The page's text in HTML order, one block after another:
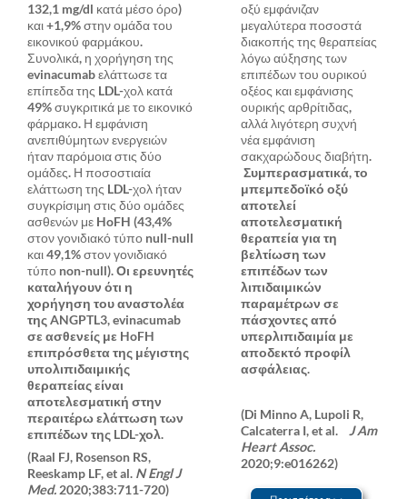
132,1 mg/dl κατά μέσο όρο)
και +1,9% στην ομάδα του
εικονικού φαρμάκου.
Συνολικά, η χορήγηση της
evinacumab ελάττωσε τα
επίπεδα της LDL-χολ κατά
49% συγκριτικά με το εικονικό
φάρμακο. Η εμφάνιση
ανεπιθύμητων ενεργειών
ήταν παρόμοια στις δύο
ομάδες. Η ποσοστιαία
ελάττωση της LDL-χολ ήταν
συγκρίσιμη στις δύο ομάδες
ασθενών με HoFH (43,4%
στον γονιδιακό τύπο null-null
και 49,1% στον γονιδιακό
τύπο non-null).Οι ερευνητές
καταλήγουν ότι η
χορήγηση του αναστολέα
της ANGPTL3, evinacumab
σε ασθενείς με HoFH
επιπρόσθετα της μέγιστης
υπολιπιδαιμικής
θεραπείας είναι
αποτελεσματική στην
περαιτέρω ελάττωση των
επιπέδων της LDL-χολ.
(Raal FJ, Rosenson RS,
Reeskamp LF, et al. N Engl J
Med. 2020;383:711-720)
οξύ εμφάνιζαν
μεγαλύτερα ποσοστά
διακοπής της θεραπείας
λόγω αύξησης των
επιπέδων του ουρικού
οξέος και εμφάνισης
ουρικής αρθρίτιδας,
αλλά λιγότερη συχνή
νέα εμφάνιση
σακχαρώδους διαβήτη.
Συμπερασματικά, το
μπεμπεδοϊκό οξύ
αποτελεί
αποτελεσματική
θεραπεία για τη
βελτίωση των
επιπέδων των
λιπιδαιμικών
παραμέτρων σε
πάσχοντες από
υπερλιπιδαιμία με
αποδεκτό προφίλ
ασφάλειας.
(Di Minno A, Lupoli R,
Calcaterra I, et al.
J Am
Heart Assoc.
2020;9:e016262)